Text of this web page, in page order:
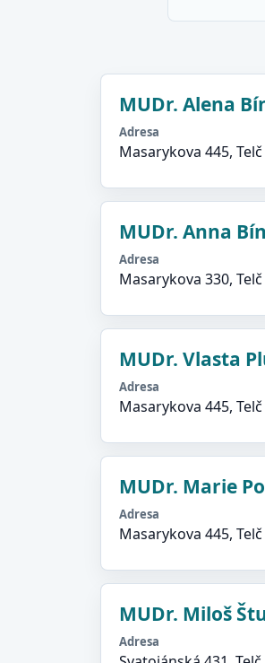
MUDr. Alena
Adresa
Masarykova 445, Telč
MUDr. Anna
Adresa
Masarykova 330, Telč
MUDr. Vlasta
Adresa
Masarykova 445, Telč
MUDr. Marie
Adresa
Masarykova 445, Telč
MUDr. Miloš
Adresa